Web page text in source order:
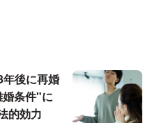
年後に再婚
条件"に
的効力